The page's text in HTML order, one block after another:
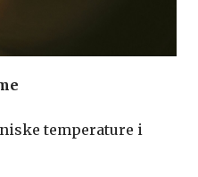
temperature i